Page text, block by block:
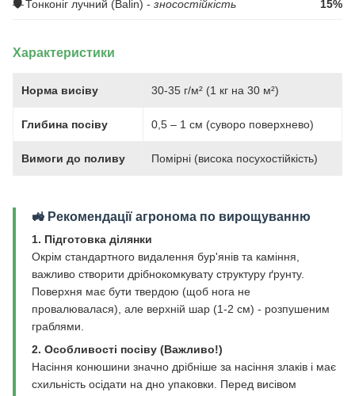
🛡️ Тонконіг лучний (Balin) - зносостійкість 15%
Характеристики
Норма висіву 30-35 г/м² (1 кг на 30 м²)
Глибина посіву 0,5 – 1 см (суворо поверхнево)
Вимоги до поливу Помірні (висока посухостійкість)
🚜 Рекомендації агронома по вирощуванню
1. Підготовка ділянки
Окрім стандартного видалення бур'янів та каміння,
важливо створити дрібнокомкувату структуру ґрунту.
Поверхня має бути твердою (щоб нога не
провалювалася), але верхній шар (1-2 см) - розпушеним
граблями.
2. Особливості посіву (Важливо!)
Насіння конюшини значно дрібніше за насіння злаків і має
схильність осідати на дно упаковки. Перед висівом